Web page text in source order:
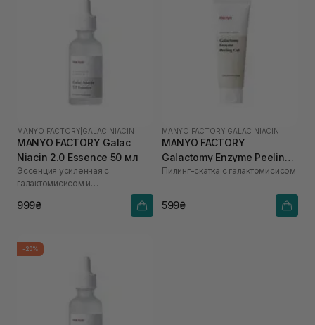
MANYO FACTORY GALAC NIACIN
MANYO FACTORY Galac
Niacin 2.0 Essence 50 мл
Эссенция усиленная с
галактомисисом и
999₴
MANYO FACTORY GALAC NIACIN
MANYO FACTORY
Galactomy Enzyme Peeling
Gel 75 мл
Пилинг-скатка с галактомисисом
599₴
-20%